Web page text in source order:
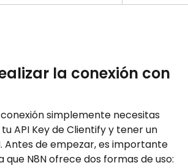
la conexión con
simplemente necesitas
API Key de Clientify y tener un
Antes de empezar, es importante
N8N ofrece dos formas de uso: